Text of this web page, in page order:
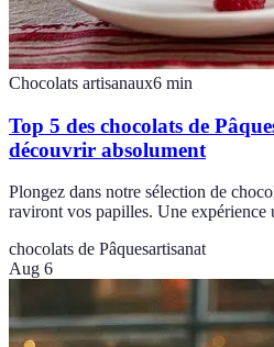
Chocolats artisanaux6 min
Top 5 des chocolats de
découvrir absolument
Plongez dans notre sélection de
raviront vos papilles. Une expérience
chocolats de Pâquesartisanat
Aug 6